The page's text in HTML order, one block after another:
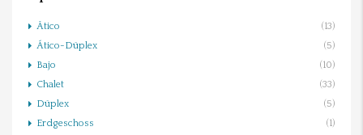
Ático
(13)
Ático-Dúplex
(5)
Bajo
(10)
Chalet
(33)
Dúplex
(5)
Erdgeschoss
(1)